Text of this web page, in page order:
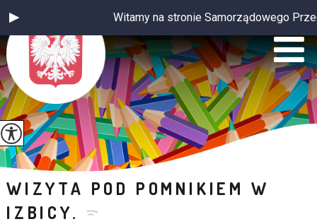
Witamy na stronie Samorządowego
WIZYTA POD POMNIKIEM W
IZBICY.